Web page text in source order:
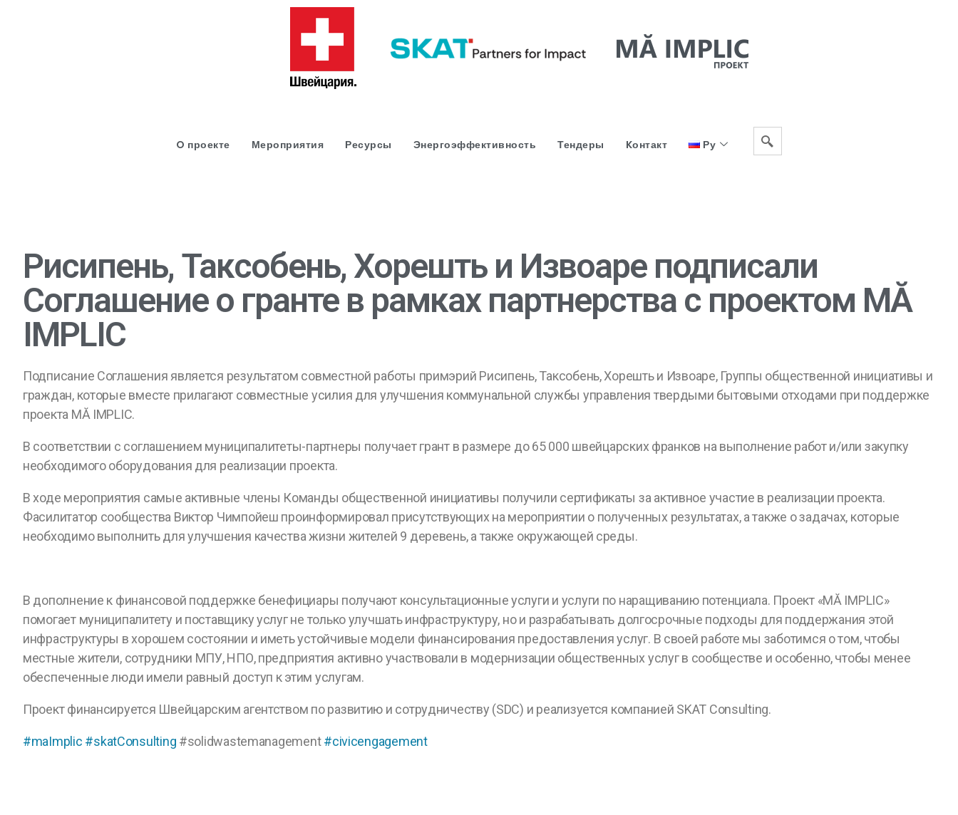
O проекте Мероприятия Ресурсы Энергоэффективность Тендеры Kонтакт Ру
Рисипень, Таксобень, Хорешть и Извоаре подписали
Соглашение о гранте в рамках партнерства с проектом MĂ
IMPLIC
Подписание Соглашения является результатом совместной работы примэрий Рисипень, Таксобень, Хорешть и Извоаре, Группы общественной инициативы и
граждан, которые вместе прилагают совместные усилия для улучшения коммунальной службы управления твердыми бытовыми отходами при поддержке
проекта MĂ IMPLIC.
В соответствии с соглашением муниципалитеты-партнеры получает грант в размере до 65 000 швейцарских франков на выполнение работ и/или закупку
необходимого оборудования для реализации проекта.
В ходе мероприятия самые активные члены Команды общественной инициативы получили сертификаты за активное участие в реализации проекта.
Фасилитатор сообщества Виктор Чимпойеш проинформировал присутствующих на мероприятии о полученных результатах, а также о задачах, которые
необходимо выполнить для улучшения качества жизни жителей 9 деревень, а также окружающей среды.
В дополнение к финансовой поддержке бенефициары получают консультационные услуги и услуги по наращиванию потенциала. Проект «MĂ IMPLIC»
помогает муниципалитету и поставщику услуг не только улучшать инфраструктуру, но и разрабатывать долгосрочные подходы для поддержания этой
инфраструктуры в хорошем состоянии и иметь устойчивые модели финансирования предоставления услуг. В своей работе мы заботимся о том, чтобы
местные жители, сотрудники МПУ, НПО, предприятия активно участвовали в модернизации общественных услуг в сообществе и особенно, чтобы менее
обеспеченные люди имели равный доступ к этим услугам.
Проект финансируется Швейцарским агентством по развитию и сотрудничеству (SDC) и реализуется компанией SKAT Consulting.
#maImplic #skatConsulting #solidwastemanagement#civicengagement